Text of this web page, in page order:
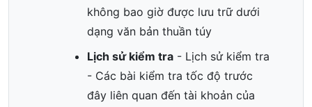
không bao giờ được lưu trữ dưới
dạng văn bản thuần túy
Lịch sử kiểm tra - Lịch sử kiểm tra
- Các bài kiểm tra tốc độ trước
đây liên quan đến tài khoản của